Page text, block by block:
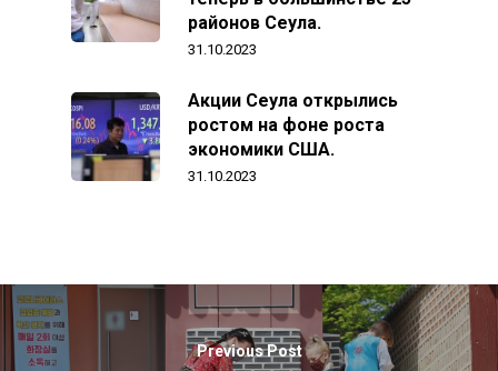
районов Сеула.
31.10.2023
Акции Сеула открылись
ростом на фоне роста
экономики США.
31.10.2023
Previous Post